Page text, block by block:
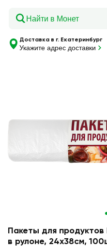
Доставка в г. Екатеринбург
Укажите адрес доставки
Пакеты для
в рулоне, 24х38см,